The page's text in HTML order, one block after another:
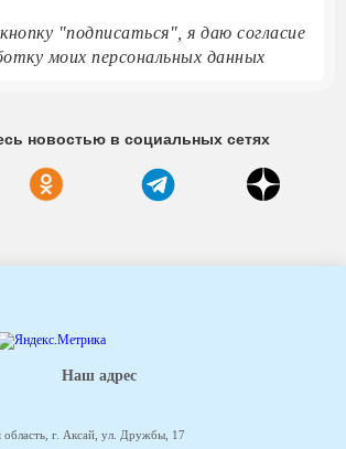
"подписаться", я даю согласие
моих персональных данных
новостью в социальных сетях
Наш адрес
область, г. Аксай, ул. Дружбы, 17